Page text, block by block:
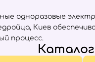
одноразовые
Киев
процесс.